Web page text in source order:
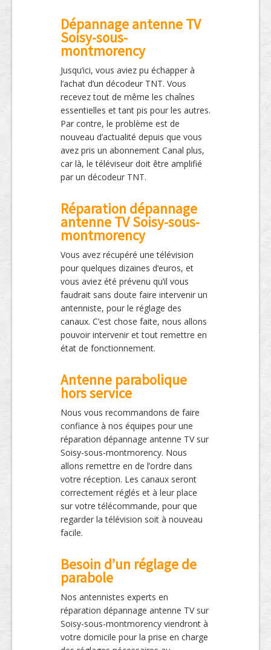
Dépannage antenne TV
Soisy-sous-
montmorency
Jusqu’ici, vous aviez pu échapper à
l’achat d’un décodeur TNT. Vous
recevez tout de même les chaînes
essentielles et tant pis pour les autres.
Par contre, le problème est de
nouveau d’actualité depuis que vous
avez pris un abonnement Canal plus,
car là, le téléviseur doit être amplifié
par un décodeur TNT.
Réparation dépannage
antenne TV Soisy-sous-
montmorency
Vous avez récupéré une télévision
pour quelques dizaines d’euros, et
vous aviez été prévenu qu’il vous
faudrait sans doute faire intervenir un
antenniste, pour le réglage des
canaux. C’est chose faite, nous allons
pouvoir intervenir et tout remettre en
état de fonctionnement.
Antenne parabolique
hors service
Nous vous recommandons de faire
confiance à nos équipes pour une
réparation dépannage antenne TV sur
Soisy-sous-montmorency. Nous
allons remettre en de l’ordre dans
votre réception. Les canaux seront
correctement réglés et à leur place
sur votre télécommande, pour que
regarder la télévision soit à nouveau
facile.
Besoin d’un réglage de
parabole
Nos antennistes experts en
réparation dépannage antenne TV sur
Soisy-sous-montmorency viendront à
votre domicile pour la prise en charge